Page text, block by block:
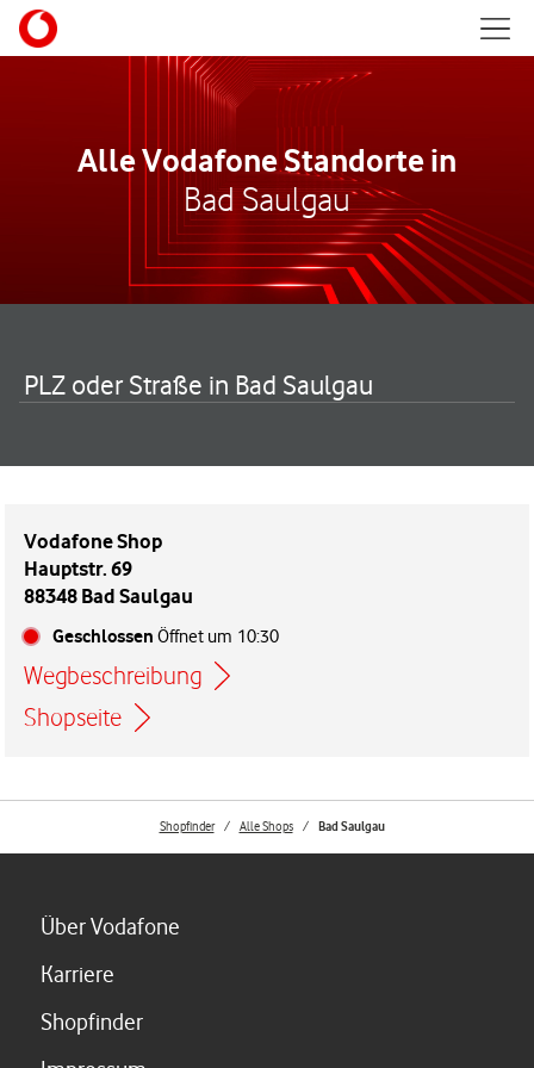
Skip to content
Alle Vodafone Standorte in
Bad Saulgau
PLZ oder Straße in Bad Saulgau
Vodafone Shop
Hauptstr. 69
88348 Bad Saulgau
Geschlossen Öffnet um 10:30
Wegbeschreibung
Link öffnet in einem neuen Tab
Shopseite
Shopfinder Alle Shops Bad Saulgau
Über Vodafone
Karriere
ShopfinderLink öffnet in einem neuen Tab